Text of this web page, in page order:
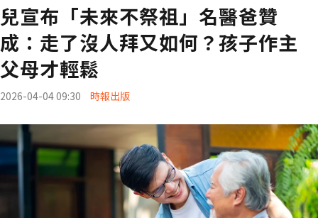
兒宣布「未來不祭祖」名醫爸贊
成：走了沒人拜又如何？孩子作主
父母才輕鬆
2026-04-04 09:30 時報出版